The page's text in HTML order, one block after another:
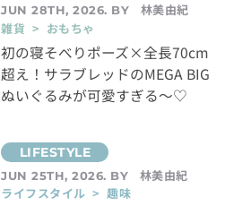
JUN 28TH, 2026. BY
林美由紀
雑貨 > おもちゃ
初の寝そべりポーズ×全長70cm
超え！サラブレッドのMEGA BIG
ぬいぐるみが可愛すぎる～♡
JUN 25TH, 2026. BY
林美由紀
ライフスタイル > 趣味